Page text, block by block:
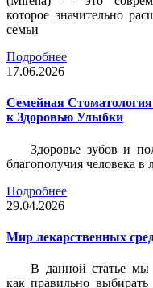
которое значительно
семьи
Подробнее
17.06.2026
Семейная
к Здоровью Улыбки
Здоровье зубов и
благополучия человека в
Подробнее
29.04.2026
Мир лекарственных
В данной статье мы
как правильно